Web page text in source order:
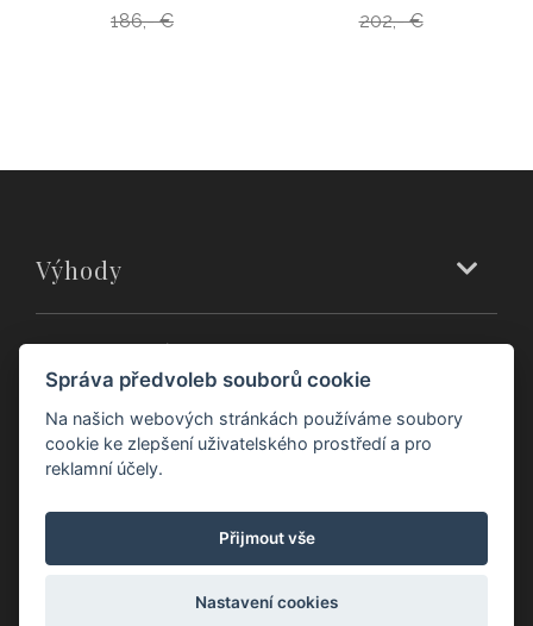
186,- € 202,- €
Výhody
Zákaznický servis
Prodejny
O nás
Správa předvoleb souborů cookie
Na našich webových stránkách používáme soubory
cookie ke zlepšení uživatelského prostředí a pro
reklamní účely.
Přijmout vše
Nastavení cookies